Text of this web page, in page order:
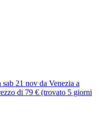
21 nov da Venezia a
di 79 € (trovato 5 giorni